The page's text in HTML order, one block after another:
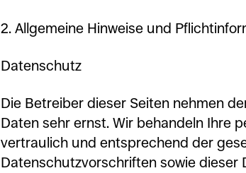
2. Allgemeine Hinweise und
Datenschutz
Die Betreiber dieser Seiten nehmen
Daten sehr ernst. Wir behandeln Ihre
vertraulich und entsprechend der
Datenschutzvorschriften sowie dieser